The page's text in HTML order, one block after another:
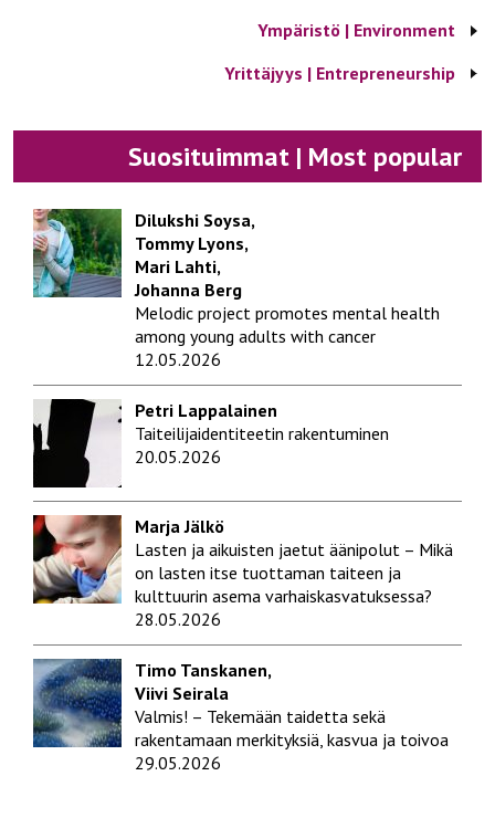
Ympäristö | Environment
Yrittäjyys | Entrepreneurship
Suosituimmat | Most popular
Dilukshi Soysa,
Tommy Lyons,
Mari Lahti,
Johanna Berg
Melodic project promotes mental health
among young adults with cancer
12.05.2026
Petri Lappalainen
Taiteilijaidentiteetin rakentuminen
20.05.2026
Marja Jälkö
Lasten ja aikuisten jaetut äänipolut – Mikä
on lasten itse tuottaman taiteen ja
kulttuurin asema varhaiskasvatuksessa?
28.05.2026
Timo Tanskanen,
Viivi Seirala
Valmis! – Tekemään taidetta sekä
rakentamaan merkityksiä, kasvua ja toivoa
29.05.2026